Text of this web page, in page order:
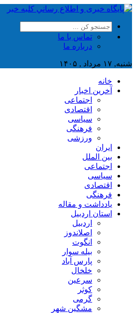
تماس با ما
درباره ما
شنبه, ۱۷ مرداد , ۱۴۰۵
خانه
آخرین اخبار
اجتماعی
اقتصادی
سیاسی
فرهنگی
ورزشی
ایران
بین الملل
اجتماعی
سیاسی
اقتصادی
فرهنگی
یادداشت و مقاله
استان اردبیل
اردبیل
اصلاندوز
انگوت
بیله سوار
پارس آباد
خلخال
سرعین
کوثر
گرمی
مشگین شهر